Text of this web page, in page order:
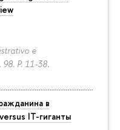
e
98. P. 11-38.
в
IT-гиганты